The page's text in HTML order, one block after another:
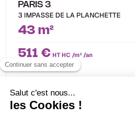
PARIS 3
3 IMPASSE DE LA PLANCHETTE
43 m²
511 € HT HC /m² /an